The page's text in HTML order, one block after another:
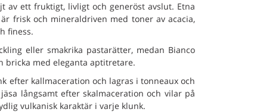
av ett fruktigt, livligt och generöst avslut. Etna
frisk och mineraldriven med toner av acacia,
finess.
eller smakrika pastarätter, medan Bianco
bricka med eleganta aptitretare.
efter kallmaceration och lagras i tonneaux och
långsamt efter skalmaceration och vilar på
vulkanisk karaktär i varje klunk.